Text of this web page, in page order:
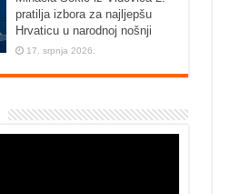
pratilja izbora za najljepšu
Hrvaticu u narodnoj nošnji
17. srpnja 2026.